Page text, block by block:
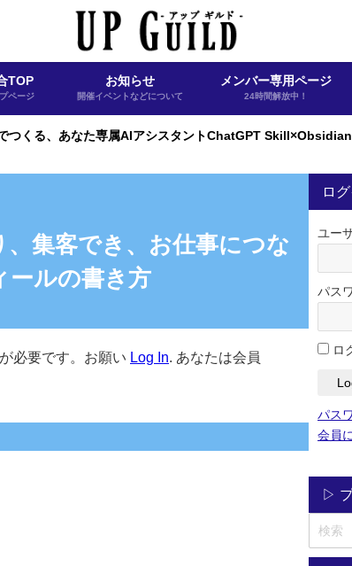
TOP
プページ
お知らせ
開催イベントなどについて
メンバー専用ページ
24時間解放中！
つくる、あなた専属AIアシスタントChatGPT
、集客でき、お仕事につな
ールの書き方
必要です。お願い Log In . あなたは会員
ロ
ユー
パス
ロ
パス
会員
▷